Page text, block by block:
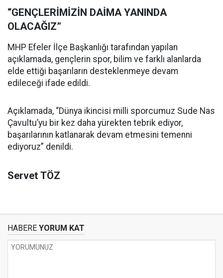
“GENÇLERİMİZİN DAİMA YANINDA
OLACAĞIZ”
MHP Efeler İlçe Başkanlığı tarafından yapılan
açıklamada, gençlerin spor, bilim ve farklı alanlarda
elde ettiği başarıların desteklenmeye devam
edileceği ifade edildi.
Açıklamada, “Dünya ikincisi milli sporcumuz Sude Nas
Çavultu’yu bir kez daha yürekten tebrik ediyor,
başarılarının katlanarak devam etmesini temenni
ediyoruz” denildi.
Servet TÖZ
HABERE YORUM KAT